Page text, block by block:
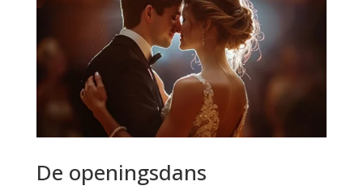
De openingsdans